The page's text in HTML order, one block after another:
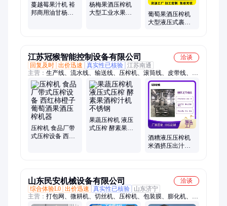
蔓越莓果汁机 裕
邦商用油甘杨梅
杨梅果酒压榨机
大型工业水果汁
葡萄果酒压榨机
大型液压式裹包
江苏冠猴智能控制设备有限公司
洽谈
回复及时 出价迅速 真实性已核验 江苏南通
主营： 生产线、流水线、输送线、压榨机、滚筒线、皮带线、输
送机、皮带机、加工线
压榨机 食品厂带
式压榨设备 西红
果蔬压榨机 液压
式压榨 酵素果酒
酒糟液压压榨机
米酒挤压出汁设
山东民安机械设备有限公司
洽谈
综合体验L0 出价迅速 真实性已核验
山东济宁
主营： 打包网、微耕机、切丝机、压榨机、包装膜、膨化机、烤